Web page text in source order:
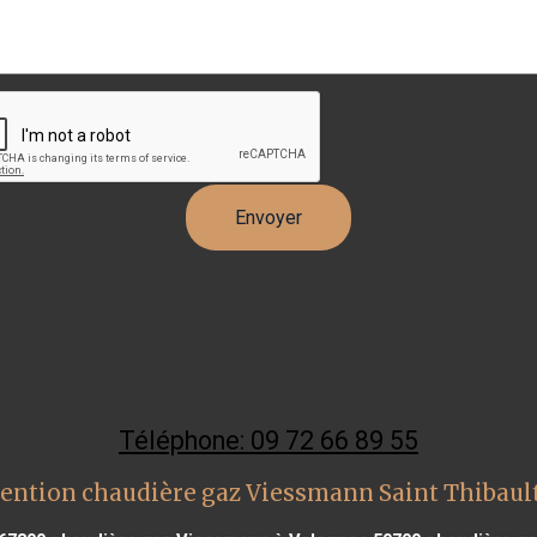
Téléphone: 09 72 66 89 55
chaudière gaz Viessmann Saint